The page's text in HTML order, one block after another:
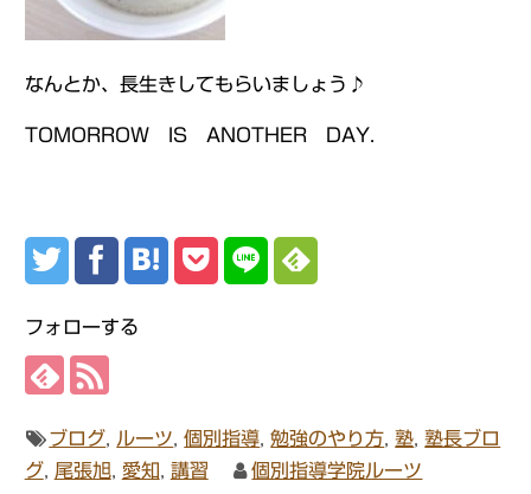
なんとか、長生きしてもらいましょう♪
TOMORROW IS ANOTHER DAY.
フォローする
ブログ ルーツ ,個別指導 ,勉強のやり方 ,塾 ,塾長ブロ
グ, 尾張旭, 愛知 講習 個別指導学院ルーツ